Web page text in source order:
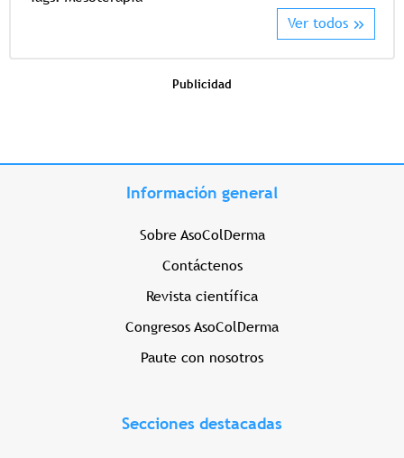
Ver todos
Publicidad
Información general
Sobre AsoColDerma
Contáctenos
Revista científica
Congresos AsoColDerma
Paute con nosotros
Secciones destacadas